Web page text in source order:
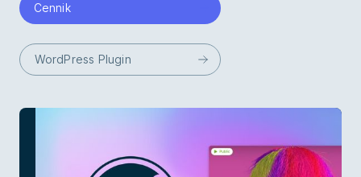
Cennik
WordPress Plugin